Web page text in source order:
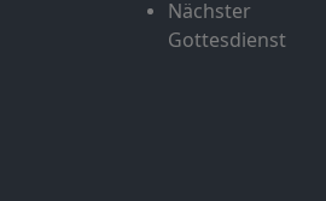
Nächster
Gottesdienst